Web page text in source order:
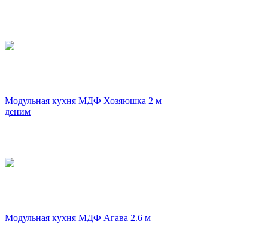
Модульная кухня МДФ Хозяюшка 2 м
деним
Модульная кухня МДФ Агава 2.6 м